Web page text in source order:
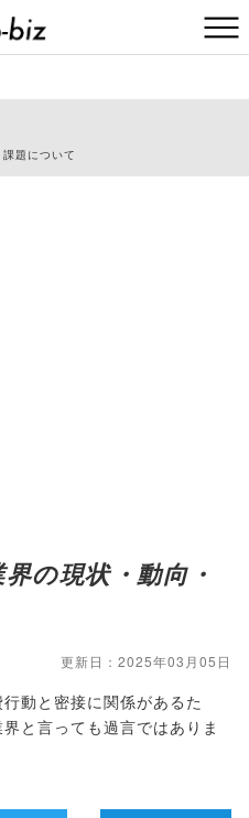
題について
の現状・動向・
更新日：2025年03月05日
動と密接に関係があるた
と言っても過言ではありま